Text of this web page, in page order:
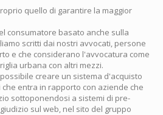
quello di garantire la maggior
consumatore basato anche sulla
scritti dai nostri avvocati, persone
e che considerano l'avvocatura come
urbana con altri mezzi.
creare un sistema d'acquisto
entra in rapporto con aziende che
sottoponendosi a sistemi di pre-
sul web, nel sito del gruppo